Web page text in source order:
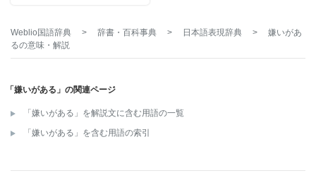
Weblio国語辞典 > 辞書・百科事典 > 日本語表現辞典 >
嫌いがあ
るの意味・解説
「嫌いがある」の関連ページ
「嫌いがある」を解説文に含む用語の一覧
「嫌いがある」を含む用語の索引